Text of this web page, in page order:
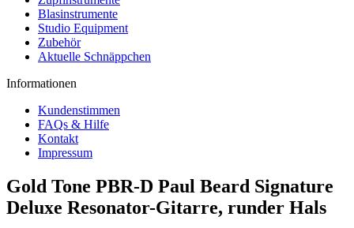
Blasinstrumente
Studio Equipment
Zubehör
Aktuelle Schnäppchen
Informationen
Kundenstimmen
FAQs & Hilfe
Kontakt
Impressum
Gold Tone PBR-D Paul Beard Signature
Deluxe Resonator-Gitarre, runder Hals